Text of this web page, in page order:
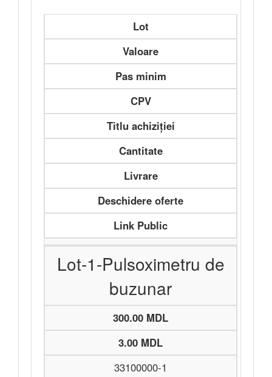
Lot
Valoare
Pas minim
CPV
Titlu achiziției
Cantitate
Livrare
Deschidere oferte
Link Public
Lot-1-Pulsoximetru de
buzunar
300.00 MDL
3.00 MDL
33100000-1